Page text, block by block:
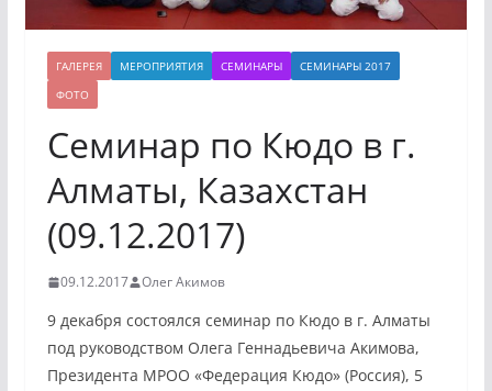
ГАЛЕРЕЯ МЕРОПРИЯТИЯ СЕМИНАРЫ
СЕМИНАРЫ 2017
ФОТО
Семинар по Кюдо в г.
Алматы, Казахстан
(09.12.2017)
09.12.2017 Олег Акимов
9 декабря состоялся семинар по Кюдо в г. Алматы
под руководством Олега Геннадьевича Акимова,
Президента МРОО «Федерация Кюдо» (Россия), 5